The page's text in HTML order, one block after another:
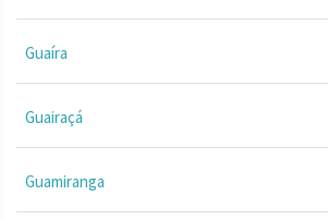
Guaíra
Guairaçá
Guamiranga